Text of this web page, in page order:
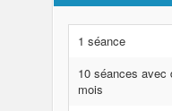
1 séance
10 séances avec
mois